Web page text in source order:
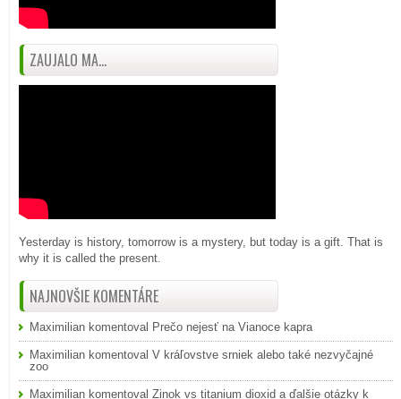
ZAUJALO MA...
Yesterday is history, tomorrow is a mystery, but today is a gift. That is
why it is called the present.
NAJNOVŠIE KOMENTÁRE
Maximilian komentoval Prečo nejesť na Vianoce kapra
Maximilian komentoval V kráľovstve srniek alebo také nezvyčajné
zoo
Maximilian komentoval Zinok vs titanium dioxid a ďalšie otázky k